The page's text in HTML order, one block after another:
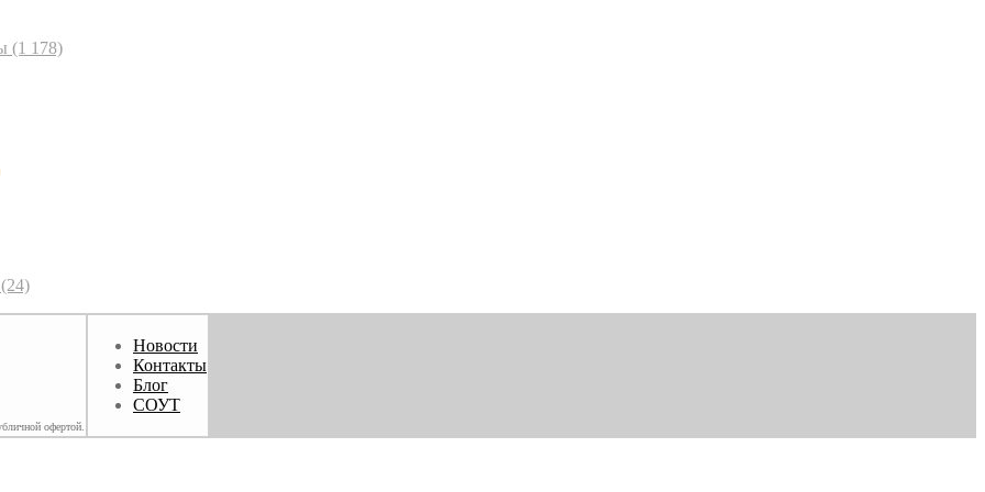
(1 178)
(24)
офертой.
Новости
Контакты
Блог
СОУТ